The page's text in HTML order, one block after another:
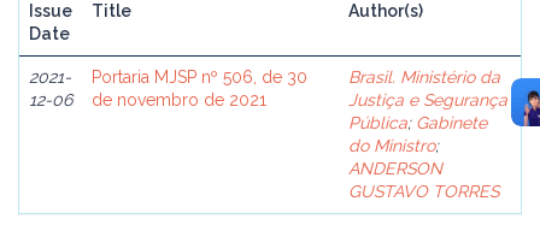
Issue
Date
Title Author(s)
2021-
12-06
Portaria MJSP nº 506, de 30
de novembro de 2021
Brasil. Ministério da
Justiça e Segurança
Pública; Gabinete
do Ministro;
ANDERSON
GUSTAVO TORRES